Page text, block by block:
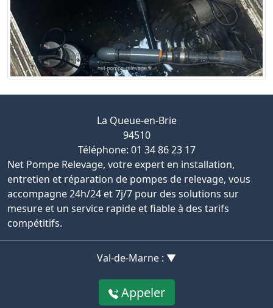
La Queue-en-Brie
94510
Téléphone: 01 34 86 23 17
Net Pompe Relevage, votre expert en installation,
entretien et réparation de pompes de relevage, vous
accompagne 24h/24 et 7j/7 pour des solutions sur
mesure et un service rapide et fiable à des tarifs
compétitifs.
Val-de-Marne : ▼
Appeler